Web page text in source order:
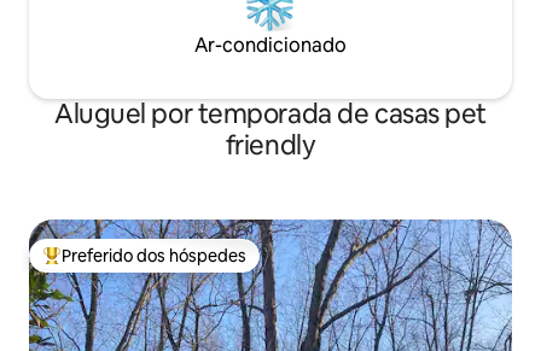
Ar-condicionado
Aluguel por temporada de casas pet
friendly
Entre os melhores preferidos dos hóspedes
Preferido dos hóspedes